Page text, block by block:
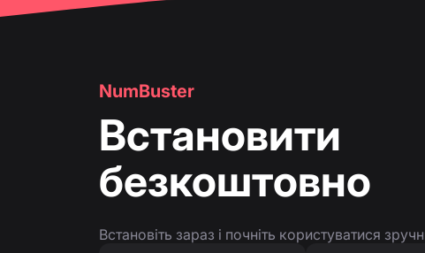
NumBuster
Встановити
безкоштовно
Встановіть зараз і почніть користуватися